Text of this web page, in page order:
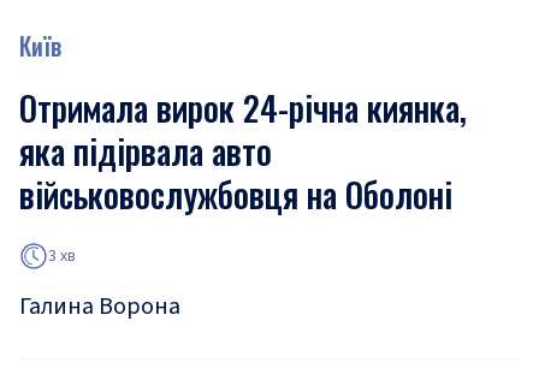
Київ
Отримала вирок 24-річна киянка,
яка підірвала авто
військовослужбовця на Оболоні
3 хв
Галина Ворона